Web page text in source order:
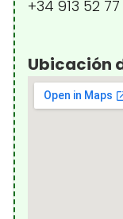
+34 913 52
Ubicación